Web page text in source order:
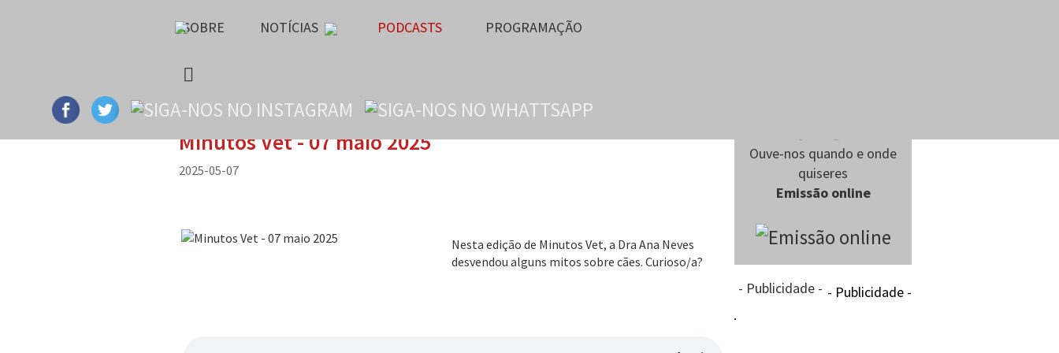
SOBRE NOTÍCIAS PODCASTS PROGRAMAÇÃO
Minutos Vet - 07 maio 2025
2025-05-07
Nesta edição de Minutos Vet, a Dra Ana Neves
desvendou alguns mitos sobre cães. Curioso/a?
Ouve-nos quando e onde
quiseres
Emissão online
- Publicidade - - Publicidade -